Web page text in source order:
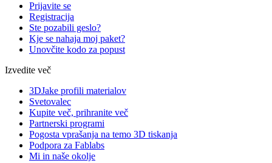
Prijavite se
Registracija
Ste pozabili geslo?
Kje se nahaja moj paket?
Unovčite kodo za popust
Izvedite več
3DJake profili materialov
Svetovalec
Kupite več, prihranite več
Partnerski programi
Pogosta vprašanja na temo 3D tiskanja
Podpora za Fablabs
Mi in naše okolje